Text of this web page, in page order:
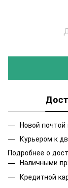
Новой
Курьером к
Подробнее о
Наличными
Кредитной